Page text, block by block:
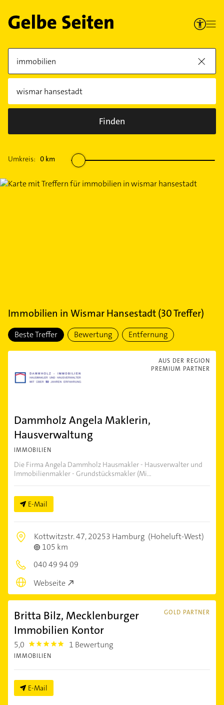
Finden
Umkreis: 0 km
Immobilien in Wismar Hansestadt(30Treffer)
Beste Treffer Bewertung Entfernung
AUS DER REGION
PREMIUM PARTNER
Dammholz Angela Maklerin,
Hausverwaltung
IMMOBILIEN
Die Firma Angela Dammholz Hausmakler - Hausverwalter und
Immobilienmakler - Grundstücksmakler (Mi...
E-Mail
Kottwitzstr. 47,20253 Hamburg (Hoheluft-West)
105 km
040 49 94 09
Webseite
GOLD PARTNER
Britta Bilz, Mecklenburger
Immobilien Kontor
5,0 5.0 1 Bewertung
IMMOBILIEN
E-Mail